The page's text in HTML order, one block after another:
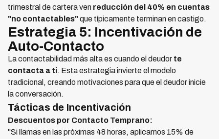
trimestral de cartera ven reducción del 40% en cuentas
"no contactables"que típicamente terminan en castigo.
Estrategia 5: Incentivación de
Auto-Contacto
La contactabilidad más alta es cuando el deudor te
contacta a ti. Esta estrategia invierte el modelo
tradicional, creando motivaciones para que el deudor inicie
la conversación.
Tácticas de Incentivación
Descuentos por Contacto Temprano:
"Si llamas en las próximas 48 horas, aplicamos 15% de